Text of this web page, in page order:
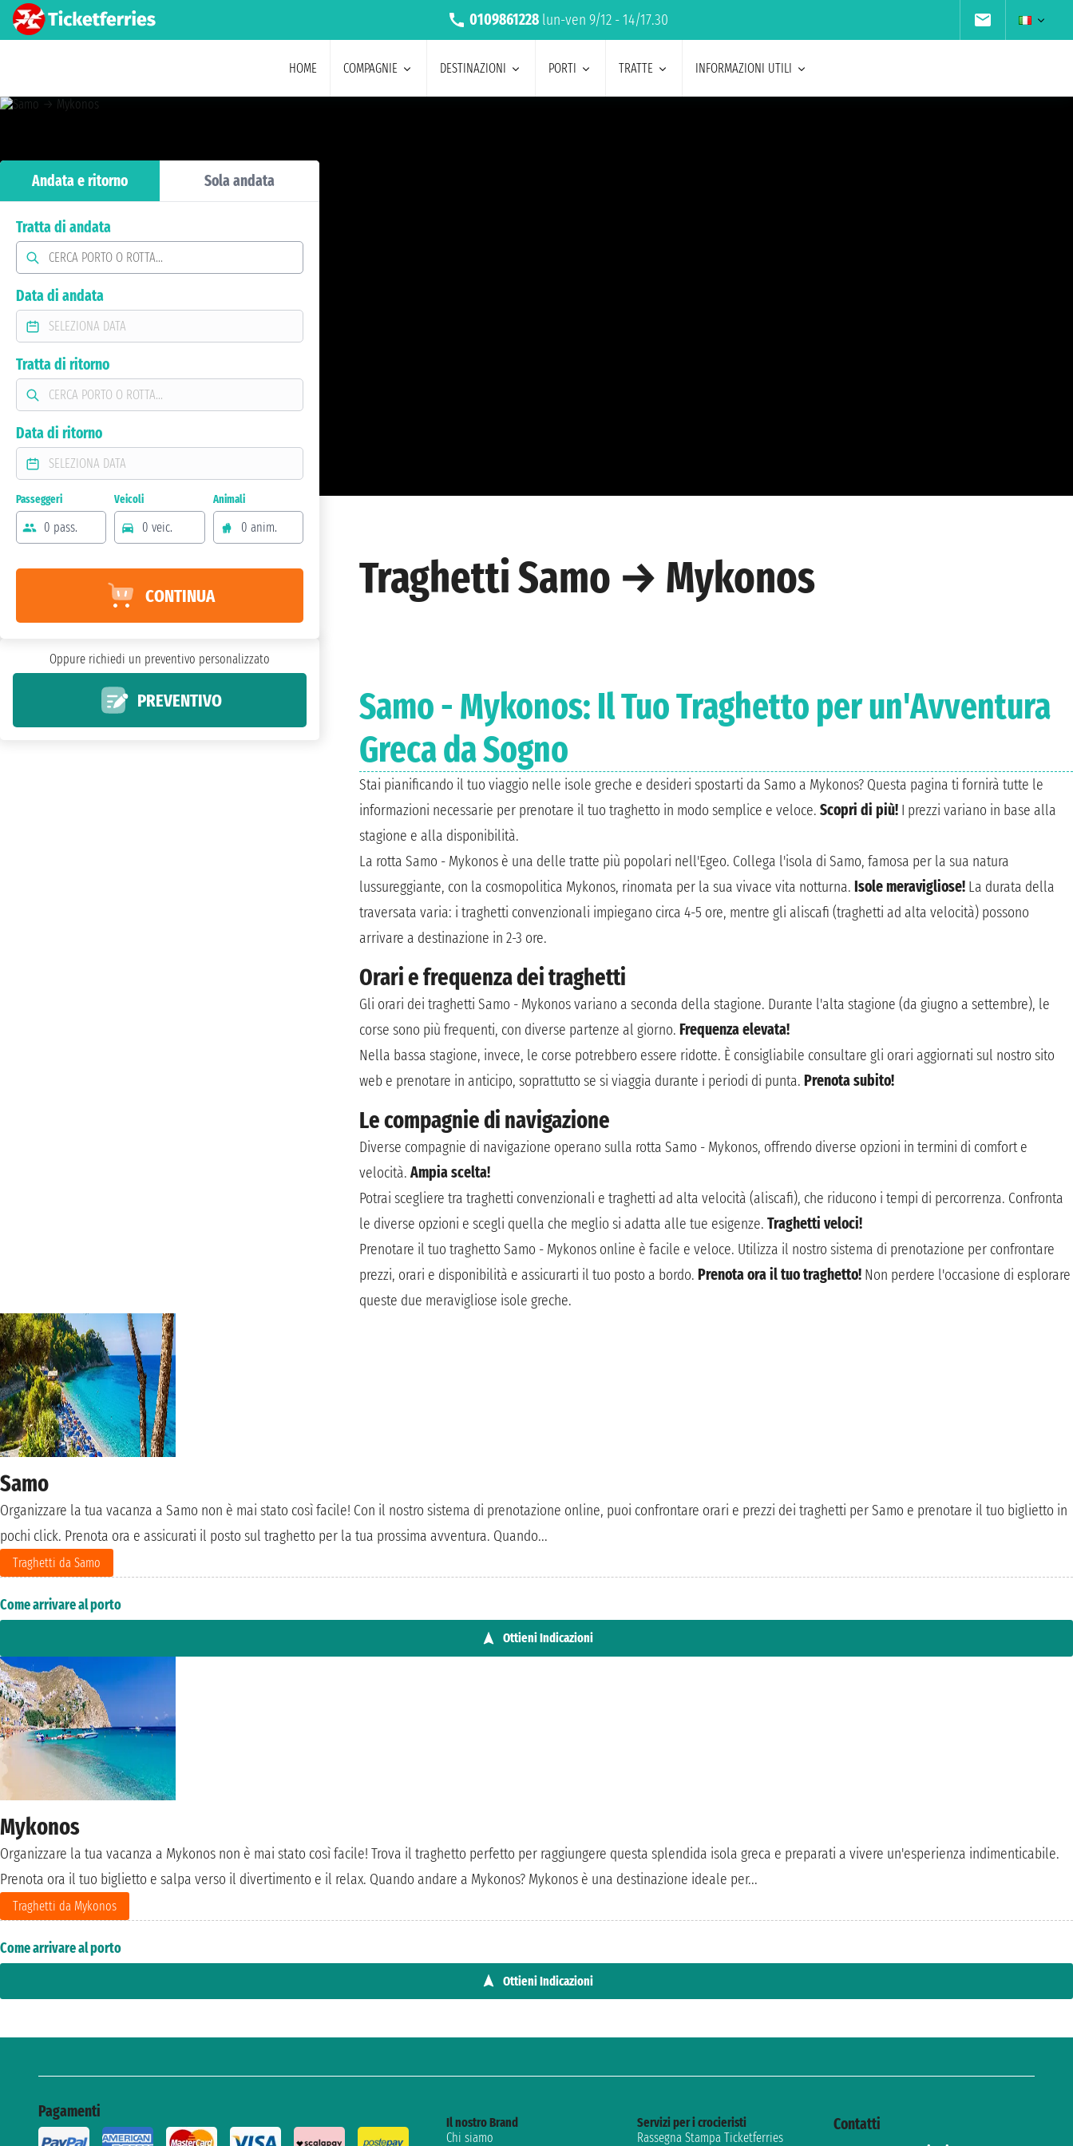
0109861228 lun-ven 9/12 - 14/17.30
HOME COMPAGNIE DESTINAZIONI PORTI TRATTE INFORMAZIONI UTILI
Traghetti Samo → Mykonos
Samo - Mykonos: Il Tuo Traghetto per un'Avventura
Greca da Sogno
Stai pianificando il tuo viaggio nelle isole greche e desideri spostarti da Samo a Mykonos? Questa pagina ti fornirà tutte le
informazioni necessarie per prenotare il tuo traghetto in modo semplice e veloce. Scopri di più! I prezzi variano in base alla
stagione e alla disponibilità.
La rotta Samo - Mykonos è una delle tratte più popolari nell'Egeo. Collega l'isola di Samo, famosa per la sua natura
lussureggiante, con la cosmopolitica Mykonos, rinomata per la sua vivace vita notturna. Isole meravigliose! La durata della
traversata varia: i traghetti convenzionali impiegano circa 4-5 ore, mentre gli aliscafi (traghetti ad alta velocità) possono
arrivare a destinazione in 2-3 ore.
Orari e frequenza dei traghetti
Gli orari dei traghetti Samo - Mykonos variano a seconda della stagione. Durante l'alta stagione (da giugno a settembre), le
corse sono più frequenti, con diverse partenze al giorno. Frequenza elevata!
Nella bassa stagione, invece, le corse potrebbero essere ridotte. È consigliabile consultare gli orari aggiornati sul nostro sito
web e prenotare in anticipo, soprattutto se si viaggia durante i periodi di punta. Prenota subito!
Le compagnie di navigazione
Diverse compagnie di navigazione operano sulla rotta Samo - Mykonos, offrendo diverse opzioni in termini di comfort e
velocità. Ampia scelta!
Potrai scegliere tra traghetti convenzionali e traghetti ad alta velocità (aliscafi), che riducono i tempi di percorrenza. Confronta
le diverse opzioni e scegli quella che meglio si adatta alle tue esigenze. Traghetti veloci!
Prenotare il tuo traghetto Samo - Mykonos online è facile e veloce. Utilizza il nostro sistema di prenotazione per confrontare
prezzi, orari e disponibilità e assicurarti il tuo posto a bordo. Prenota ora il tuo traghetto! Non perdere l'occasione di esplorare
queste due meravigliose isole greche.
Samo
Organizzare la tua vacanza a Samo non è mai stato così facile! Con il nostro sistema di prenotazione online, puoi confrontare orari e prezzi dei traghetti per Samo e prenotare il tuo biglietto in
pochi click. Prenota ora e assicurati il posto sul traghetto per la tua prossima avventura. Quando...
Traghetti da Samo
Come arrivare al porto
Ottieni Indicazioni
Mykonos
Organizzare la tua vacanza a Mykonos non è mai stato così facile! Trova il traghetto perfetto per raggiungere questa splendida isola greca e preparati a vivere un'esperienza indimenticabile.
Prenota ora il tuo biglietto e salpa verso il divertimento e il relax. Quando andare a Mykonos? Mykonos è una destinazione ideale per...
Traghetti da Mykonos
Come arrivare al porto
Ottieni Indicazioni
Andata e ritorno Sola andata
Tratta di andata
Data di andata
Tratta di ritorno
Data di ritorno
Passeggeri
0 pass.
Veicoli
0 veic.
Animali
0 anim.
CONTINUA
Oppure richiedi un preventivo personalizzato
PREVENTIVO
Pagamenti
Il nostro Brand
Chi siamo
Servizi per i crocieristi
Rassegna Stampa Ticketferries
Contatti